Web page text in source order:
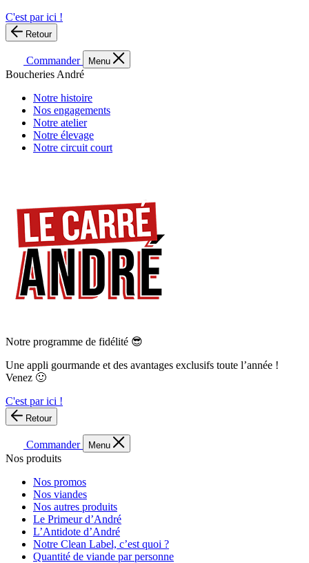
C'est par ici !
Retour
Commander Menu
Boucheries André
Notre histoire
Nos engagements
Notre atelier
Notre élevage
Notre circuit court
Notre programme de fidélité 😎
Une appli gourmande et des avantages exclusifs toute l’année !
Venez 🙂
C'est par ici !
Retour
Commander Menu
Nos produits
Nos promos
Nos viandes
Nos autres produits
Le Primeur d’André
L’Antidote d’André
Notre Clean Label, c’est quoi ?
Quantité de viande par personne